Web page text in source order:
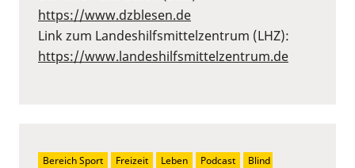
https://www.dzblesen.de
Link zum Landeshilfsmittelzentrum (LHZ):
https://www.landeshilfsmittelzentrum.de
Bereich Sport Freizeit Leben Podcast
Blind